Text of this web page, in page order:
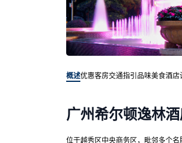
概述优惠客房交通指引 品味美食酒店
广州希尔顿逸林
位于越秀区中央商务区，毗邻多个